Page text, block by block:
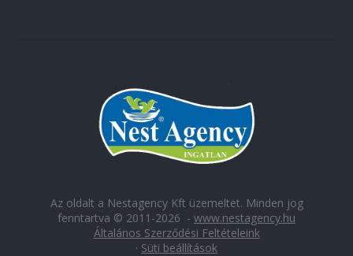
Az oldalt a Nestagency Kft üzemeltet. Minden jog
fenntartva © 2011-2026 - www.nestagency.hu
Általános Szerződési Feltételeink
· Süti beállítások